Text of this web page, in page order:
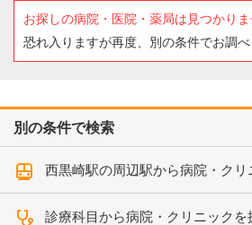
お探しの病院・医院・薬局は見つかりま
恐れ入りますが再度、別の条件でお調べ
別の条件で検索
西黒崎駅の周辺駅から病院・クリ
診療科目から病院・クリニックを